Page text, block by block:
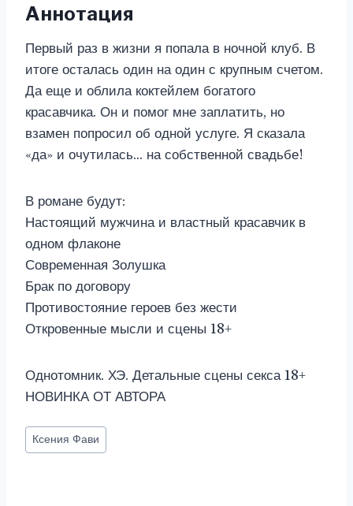
Аннотация
Первый раз в жизни я попала в ночной клуб. В
итоге осталась один на один с крупным счетом.
Да еще и облила коктейлем богатого
красавчика. Он и помог мне заплатить, но
взамен попросил об одной услуге. Я сказала
«да» и очутилась… на собственной свадьбе!
В романе будут:
Настоящий мужчина и властный красавчик в
одном флаконе
Современная Золушка
Брак по договору
Противостояние героев без жести
Откровенные мысли и сцены 18+
Однотомник. ХЭ. Детальные сцены секса 18+
НОВИНКА ОТ АВТОРА
Метки
записи:
Ксения Фави